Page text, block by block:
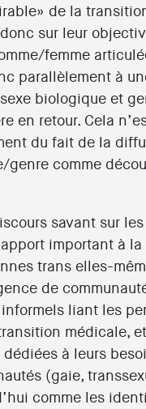
de la
sur leur
femme
parallèlement à
biologique et
en retour. Cela
du fait de la
comme
savant sur
important à
trans elles-
de
liant les
médicale,
à leurs
(gaie,
comme les